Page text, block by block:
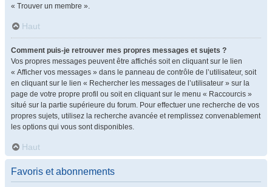
« Trouver un membre ».
Haut
Comment puis-je retrouver mes propres messages et sujets ?
Vos propres messages peuvent être affichés soit en cliquant sur le lien
« Afficher vos messages » dans le panneau de contrôle de l’utilisateur, soit
en cliquant sur le lien « Rechercher les messages de l’utilisateur » sur la
page de votre propre profil ou soit en cliquant sur le menu « Raccourcis »
situé sur la partie supérieure du forum. Pour effectuer une recherche de vos
propres sujets, utilisez la recherche avancée et remplissez convenablement
les options qui vous sont disponibles.
Haut
Favoris et abonnements